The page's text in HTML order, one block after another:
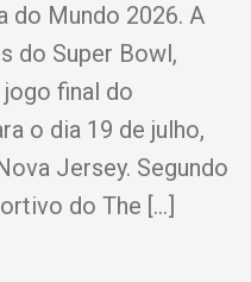
do Mundo 2026. A
do Super Bowl,
final do
o dia 19 de julho,
Jersey. Segundo
do The […]